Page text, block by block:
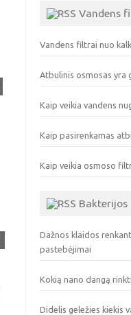
Vandens
Vandens filtrai nuo
Atbulinis osmosas yra
Kaip veikia vandens
Kaip pasirenkamas
Kaip veikia osmoso
Bakterijos
Dažnos klaidos
pastebėjimai
Kokią nano dangą
Didelis geležies kiekis